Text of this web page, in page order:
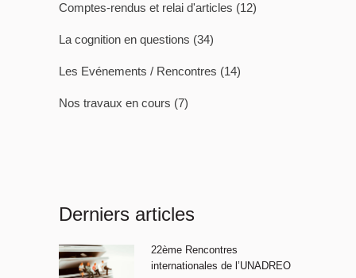
Comptes-rendus et relai d'articles (12)
La cognition en questions (34)
Les Evénements / Rencontres (14)
Nos travaux en cours (7)
Derniers articles
22ème Rencontres
internationales de l’UNADREO